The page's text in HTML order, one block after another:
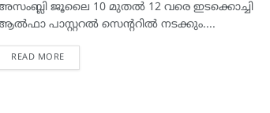
ജൂലൈ 10 മുതൽ 12 വരെ ഇടക്കൊച്ചി
പാസ്റ്ററൽ സെന്ററിൽ നടക്കും....
READ MOREDETAILS